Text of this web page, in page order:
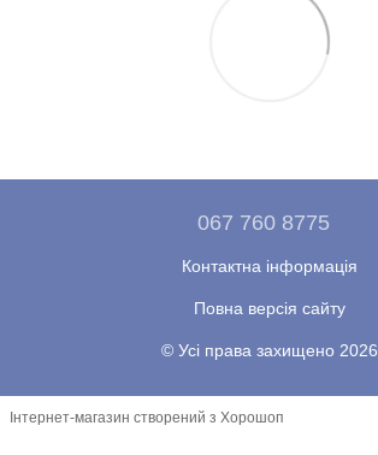
067 760 8775
Контактна інформація
Повна версія сайту
© Усі права захищено 2026
Інтернет-магазин створений з Хорошоп